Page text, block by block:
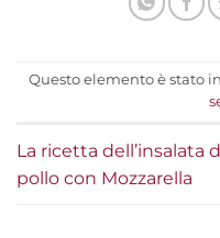
Questo elemento è stato
La ricetta dell’insalata
pollo con Mozzarella